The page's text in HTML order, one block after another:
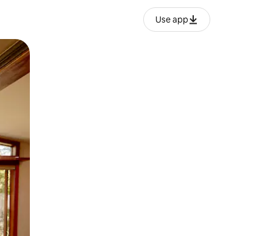
Use app